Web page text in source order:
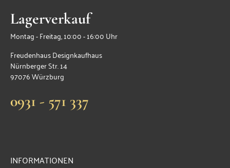
Lagerverkauf
Montag - Freitag, 10:00 - 16:00 Uhr
Freudenhaus Designkaufhaus
Nürnberger Str. 14
97076 Würzburg
0931 - 571 337
INFORMATIONEN